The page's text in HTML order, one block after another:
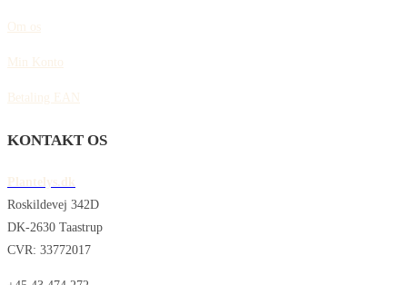
Om os
Min Konto
Betaling EAN
KONTAKT OS
Plantelys.dk
Roskildevej 342D
DK-2630 Taastrup
CVR: 33772017